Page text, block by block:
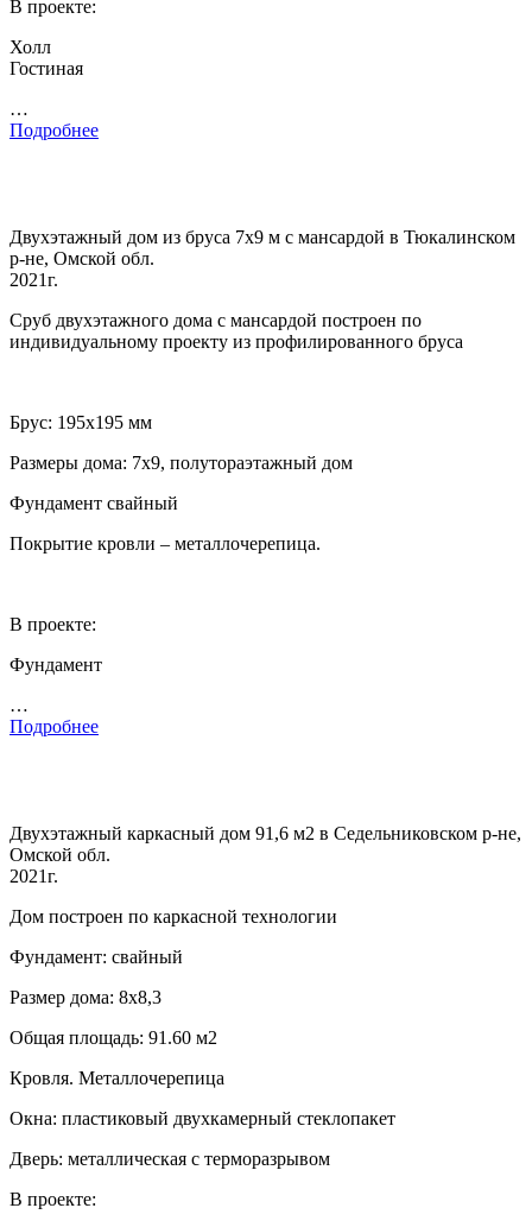
В проекте:
Холл
Гостиная
…
Подробнее
Двухэтажный дом из бруса 7х9 м с мансардой в Тюкалинском
р-не, Омской обл.
2021г.
Сруб двухэтажного дома с мансардой построен по
индивидуальному проекту из профилированного бруса
Брус: 195х195 мм
Размеры дома: 7х9, полутораэтажный дом
Фундамент свайный
Покрытие кровли – металлочерепица.
В проекте:
Фундамент
…
Подробнее
Двухэтажный каркасный дом 91,6 м2 в Седельниковском р-не,
Омской обл.
2021г.
Дом построен по каркасной технологии
Фундамент: свайный
Размер дома: 8х8,3
Общая площадь: 91.60 м2
Кровля. Металлочерепица
Окна: пластиковый двухкамерный стеклопакет
Дверь: металлическая с терморазрывом
В проекте: